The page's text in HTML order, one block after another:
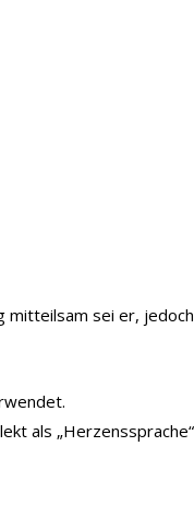
mitteilsam sei er,
als